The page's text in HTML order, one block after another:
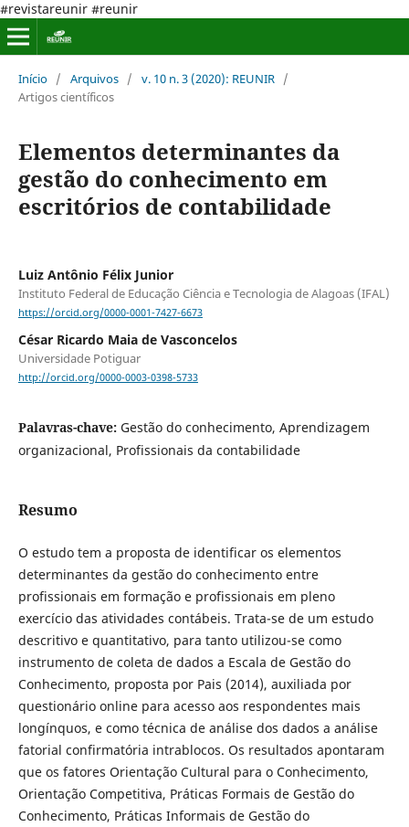
#revistareunir #reunir
Início / Arquivos / v. 10 n. 3 (2020): REUNIR /
Artigos científicos
Elementos determinantes da
gestão do conhecimento em
escritórios de contabilidade
Luiz Antônio Félix Junior
Instituto Federal de Educação Ciência e Tecnologia de Alagoas (IFAL)
https://orcid.org/0000-0001-7427-6673
César Ricardo Maia de Vasconcelos
Universidade Potiguar
http://orcid.org/0000-0003-0398-5733
Palavras-chave: Gestão do conhecimento, Aprendizagem
organizacional, Profissionais da contabilidade
Resumo
O estudo tem a proposta de identificar os elementos
determinantes da gestão do conhecimento entre
profissionais em formação e profissionais em pleno
exercício das atividades contábeis. Trata-se de um estudo
descritivo e quantitativo, para tanto utilizou-se como
instrumento de coleta de dados a Escala de Gestão do
Conhecimento, proposta por Pais (2014), auxiliada por
questionário online para acesso aos respondentes mais
longínquos, e como técnica de análise dos dados a análise
fatorial confirmatória intrablocos. Os resultados apontaram
que os fatores Orientação Cultural para o Conhecimento,
Orientação Competitiva, Práticas Formais de Gestão do
Conhecimento, Práticas Informais de Gestão do